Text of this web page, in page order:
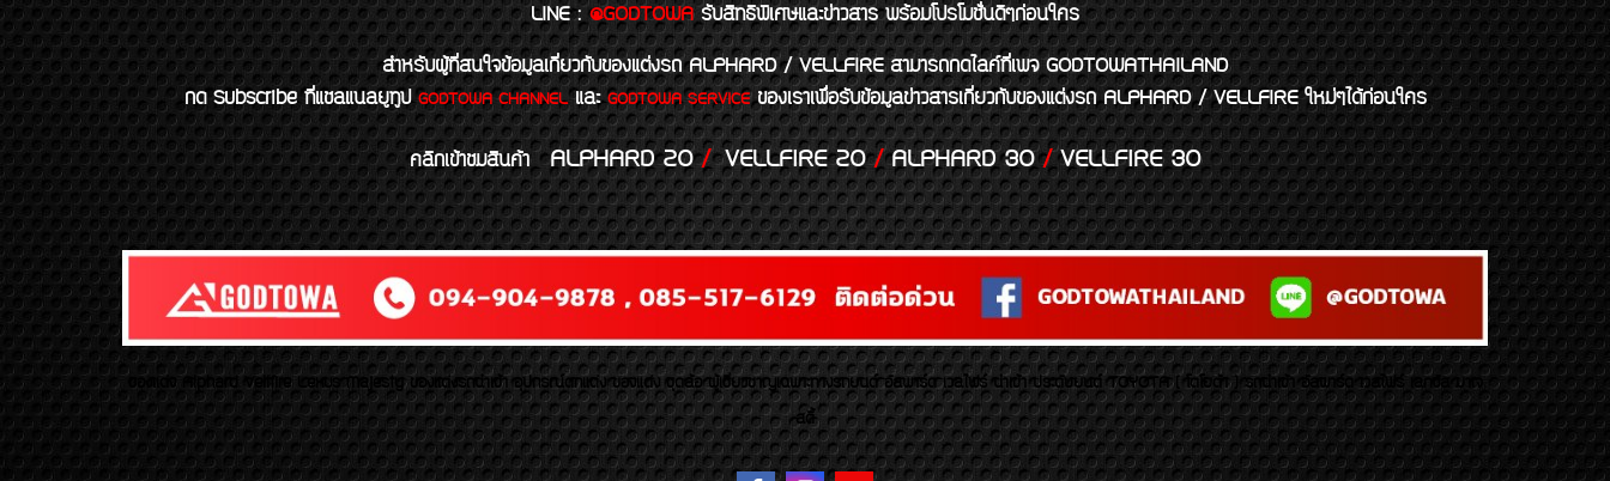
LINE : @GODTOWA รับสิทธิพิเศษและข่าวสาร พร้อมโปรโมชั่นดีๆก่อนใคร
สำหรับผู้ที่สนใจข้อมูลเกี่ยวกับของแต่งรถ ALPHARD / VELLFIRE สามารถกดไลค์ที่เพจ GODTOWATHAILAND
กด Subscribe ที่แชลแนลยูทูปGODTOWA CHANNELและGODTOWA SERVICEของเราเพื่อรับข้อมูลข่าวสารเกี่ยวกับของแต่งรถ ALPHARD / VELLFIRE ใหม่ๆได้ก่อนใคร
คลิกเข้าชมสินค้า ALPHARD 20/VELLFIRE 20/ALPHARD 30/VELLFIRE 30
ของเเต่ง Alphard Vellfire Lexus Majesty ของเเต่งรถนำเข้า อุปกรณ์ตกแต่ง ของแต่ง ชุดล้อ ผู้เชี่ยวชาญเฉพาะทางรถยนต์ อัลพาร์ด เวลไฟร์ นำเข้า ประดับยนต์ TOYOTA ( โตโยต้า ) รถนำเข้า อัลพาร์ด เวลไฟร์ เลกซัส มาเจ
สตี้